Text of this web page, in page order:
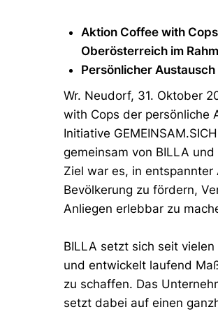
Aktion Coffee with
Oberösterreich im
Persönlicher
Wr. Neudorf, 31. Oktober
with Cops der persönliche
Initiative
gemeinsam von BILLA
Ziel war es, in entspannter
Bevölkerung zu fördern,
Anliegen erlebbar zu
BILLA setzt sich seit
und entwickelt laufend
zu schaffen. Das
setzt dabei auf einen